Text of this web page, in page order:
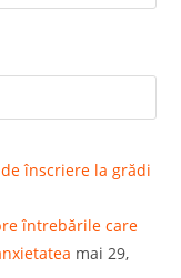
înscriere la grădi
întrebările care
mai 29,